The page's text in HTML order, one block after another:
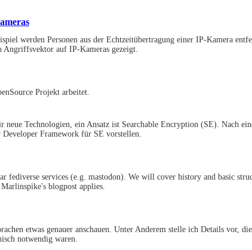
werden Personen aus der Echtzeitübertragung einer IP-Kamera
auf IP-Kameras gezeigt.
Projekt arbeitet.
Technologien, ein Ansatz ist Searchable Encryption (SE). Nach
Framework für SE vorstellen.
fediverse services (e.g. mastodon). We will cover history and basic
blogpost applies.
etwas genauer anschauen. Unter Anderem stelle ich Details vor,
notwendig waren.